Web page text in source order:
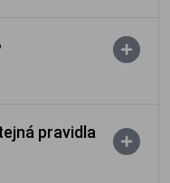
pravidla